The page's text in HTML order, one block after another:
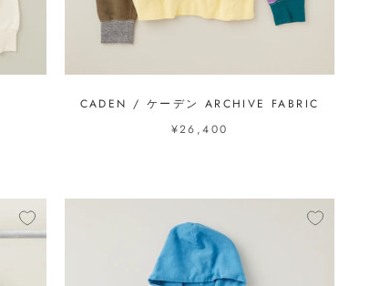
CADEN / ケーデン ARCHIVE FABRIC
¥26,400